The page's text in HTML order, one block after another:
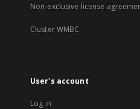
Non-exclusive license
Cluster WMBC
User's account
Log in